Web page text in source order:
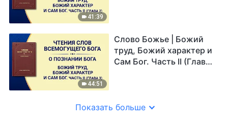
41:39
44:51
Слово Божье | Божий
труд, Божий характер и
Сам Бог. Часть II (Глава
Показать больше